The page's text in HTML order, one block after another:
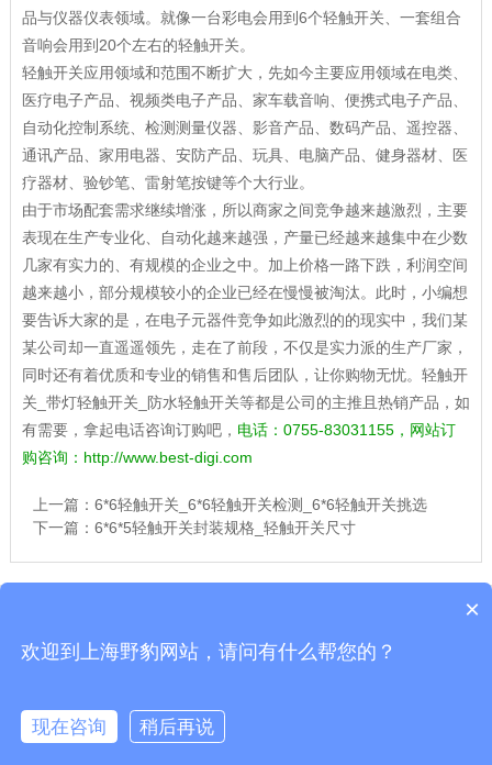
品与仪器仪表领域。就像一台彩电会用到6个轻触开关、一套组合
音响会用到20个左右的轻触开关。
轻触开关应用领域和范围不断扩大，先如今主要应用领域在电类、
医疗电子产品、视频类电子产品、家车载音响、便携式电子产品、
自动化控制系统、检测测量仪器、影音产品、数码产品、遥控器、
通讯产品、家用电器、安防产品、玩具、电脑产品、健身器材、医
疗器材、验钞笔、雷射笔按键等个大行业。
由于市场配套需求继续增涨，所以商家之间竞争越来越激烈，主要
表现在生产专业化、自动化越来越强，产量已经越来越集中在少数
几家有实力的、有规模的企业之中。加上价格一路下跌，利润空间
越来越小，部分规模较小的企业已经在慢慢被淘汰。此时，小编想
要告诉大家的是，在电子元器件竞争如此激烈的的现实中，我们某
某公司却一直遥遥领先，走在了前段，不仅是实力派的生产厂家，
同时还有着优质和专业的销售和售后团队，让你购物无忧。轻触开
关_带灯轻触开关_防水轻触开关等都是公司的主推且热销产品，如
有需要，拿起电话咨询订购吧， 电话：0755-83031155，网站订
购咨询： http://www.best-digi.com
上一篇： 6*6轻触开关_6*6轻触开关检测_6*6轻触开关挑选
下一篇： 6*6*5轻触开关封装规格_轻触开关尺寸
沪ICP备10206185-46号
×
欢迎到上海野豹网站，请问有什么帮您的？
现在咨询
稍后再说
在线咨询